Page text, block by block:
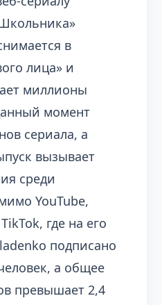
в
лица» и
миллионы
момент
сериала, а
вызывает
среди
YouTube,
где на его
подписано
а общее
превышает 2,4